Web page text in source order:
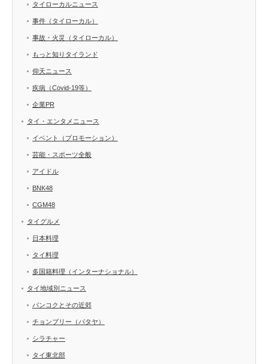
タイローカルニュース
事件（タイローカル）
事故・火災（タイローカル）
もっと知りタイランド
仰天ニュース
疾病（Covid-19等）
企業PR
タイ・エンタメニュース
イベント（プロモーション）
芸能・スポーツ全般
アイドル
BNK48
CGM48
タイグルメ
日本料理
タイ料理
多国籍料理（インターナショナル）
タイ地域別ニュース
バンコクとその近郊
チョンブリー（パタヤ）
シラチャー
タイ東北部